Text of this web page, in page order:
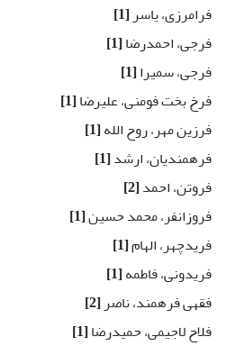
فرامرزی، یاسر[1]
فرجی، احمدرضا[1]
فرجی، سمیرا[1]
فرخ بخت فومنی، علیرضا[1]
فرزین مهر، روح الله[1]
فرهمندیان، ارشد[1]
فروتن، احمد[2]
فروزانفر، محمد حسین[1]
فریدچهر، الهام[1]
فریدونی، فاطمه[1]
فقهی فرهمند، ناصر[2]
فلاح لاجیمی، حمیدرضا[1]